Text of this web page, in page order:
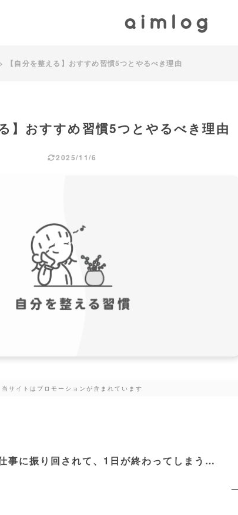
> 【自分を整える】おすすめ習慣5つとやるべき理由
】おすすめ習慣5つとやるべき理由
2025/11/6
当サイトはプロモーションが含まれています
事に振り回されて、1日が終わってしまう…